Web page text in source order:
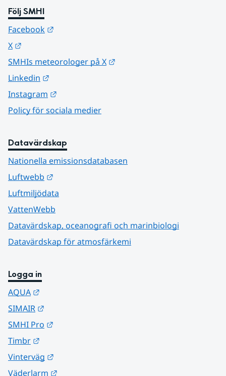
Följ SMHI
Facebook
X
SMHIs meteorologer på X
Linkedin
Instagram
Policy för sociala medier
Datavärdskap
Nationella emissionsdatabasen
Luftwebb
Luftmiljödata
VattenWebb
Datavärdskap, oceanografi och marinbiologi
Datavärdskap för atmosfärkemi
Logga in
AQUA
SIMAIR
SMHI Pro
Timbr
Vinterväg
Väderlarm